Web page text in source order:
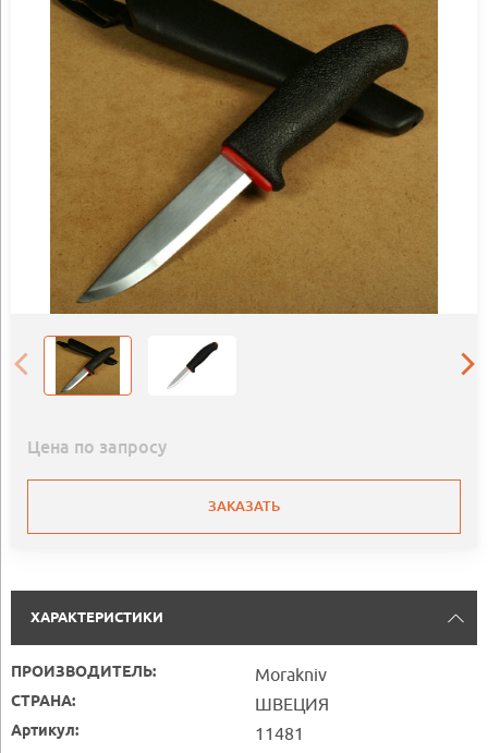
Цена по запросу
ЗАКАЗАТЬ
ХАРАКТЕРИСТИКИ
ПРОИЗВОДИТЕЛЬ: Morakniv
СТРАНА: ШВЕЦИЯ
Артикул: 11481